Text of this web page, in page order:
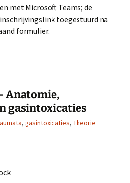
met Microsoft Teams; de
toegestuurd na
formulier.
Anatomie,
gasintoxicaties
, gasintoxicaties, Theorie